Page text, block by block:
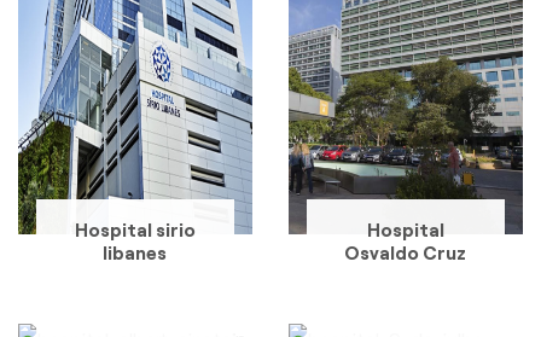
Hospital sirio
libanes
Hospital
Osvaldo Cruz